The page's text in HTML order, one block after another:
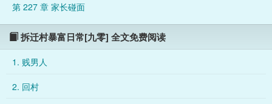
第 227 章 家长碰面
拆迁村暴富日常[九零] 全文免费阅读
1. 贱男人
2. 回村